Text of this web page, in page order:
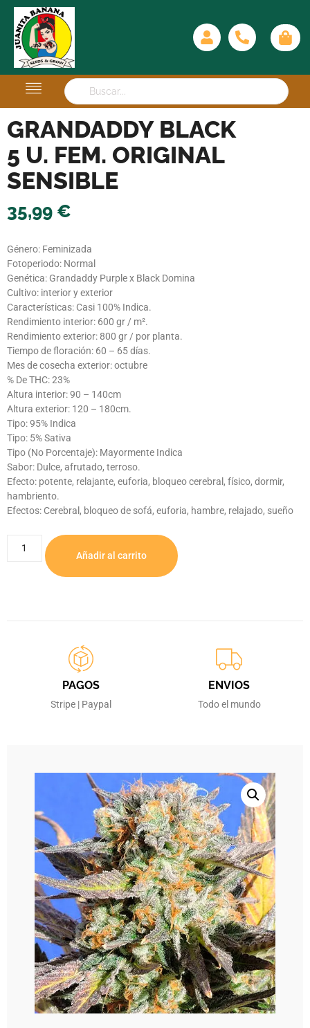
GRANDADDY BLACK
5 U. FEM. ORIGINAL
SENSIBLE
35,99 €
Género: Feminizada
Fotoperiodo: Normal
Genética: Grandaddy Purple x Black Domina
Cultivo: interior y exterior
Características: Casi 100% Indica.
Rendimiento interior: 600 gr / m².
Rendimiento exterior: 800 gr / por planta.
Tiempo de floración: 60 – 65 días.
Mes de cosecha exterior: octubre
% De THC: 23%
Altura interior: 90 – 140cm
Altura exterior: 120 – 180cm.
Tipo: 95% Indica
Tipo: 5% Sativa
Tipo (No Porcentaje): Mayormente Indica
Sabor: Dulce, afrutado, terroso.
Efecto: potente, relajante, euforia, bloqueo cerebral, físico, dormir,
hambriento.
Efectos: Cerebral, bloqueo de sofá, euforia, hambre, relajado, sueño
Añadir al carrito
PAGOS
Stripe | Paypal
ENVIOS
Todo el mundo